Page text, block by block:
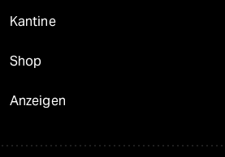
Kantine
Shop
Anzeigen